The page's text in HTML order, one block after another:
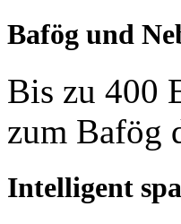
Bafög und
Bis zu 400
zum Bafög
Intelligent